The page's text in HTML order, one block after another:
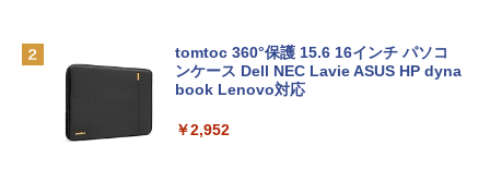
tomtoc 360°保護 15.6 16インチ パソコ
ンケース Dell NEC Lavie ASUS HP dyna
book Lenovo対応
￥2,952